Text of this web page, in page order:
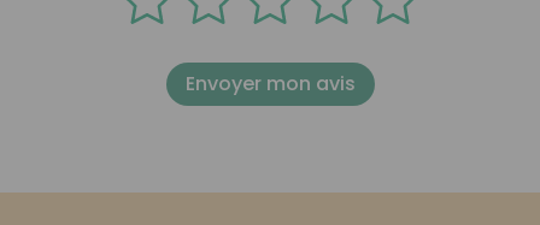
Envoyer mon avis